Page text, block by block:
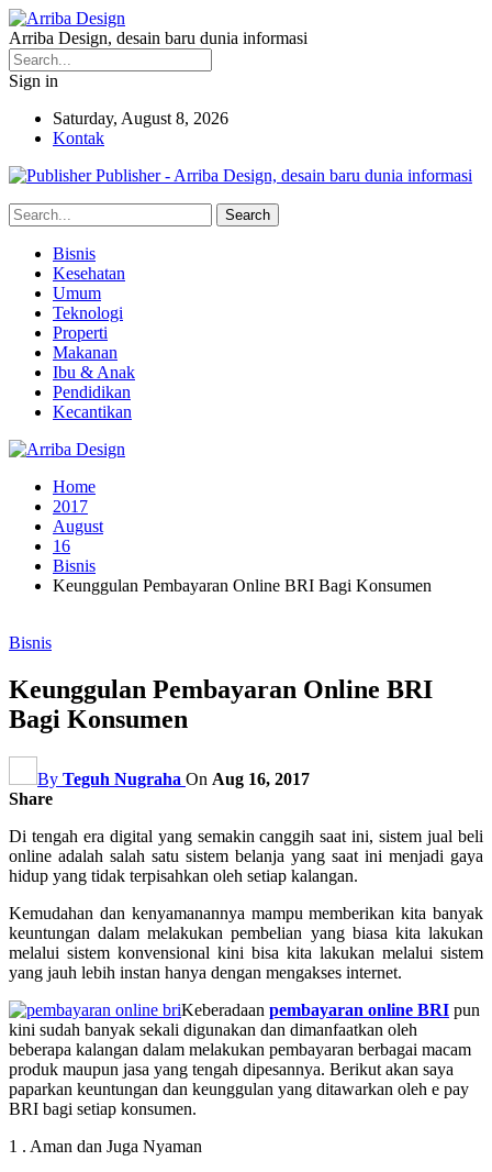
Arriba Design, desain baru dunia informasi
Sign in
Saturday, August 8, 2026
Kontak
Publisher - Arriba Design, desain baru dunia informasi
Bisnis
Kesehatan
Umum
Teknologi
Properti
Makanan
Ibu & Anak
Pendidikan
Kecantikan
Home
2017
August
16
Bisnis
Keunggulan Pembayaran Online BRI Bagi Konsumen
Bisnis
Keunggulan Pembayaran Online BRI
Bagi Konsumen
By Teguh Nugraha On Aug 16, 2017
Share
Di tengah era digital yang semakin canggih saat ini, sistem jual beli
online adalah salah satu sistem belanja yang saat ini menjadi gaya
hidup yang tidak terpisahkan oleh setiap kalangan.
Kemudahan dan kenyamanannya mampu memberikan kita banyak
keuntungan dalam melakukan pembelian yang biasa kita lakukan
melalui sistem konvensional kini bisa kita lakukan melalui sistem
yang jauh lebih instan hanya dengan mengakses internet.
Keberadaan pembayaran online BRI pun
kini sudah banyak sekali digunakan dan dimanfaatkan oleh
beberapa kalangan dalam melakukan pembayaran berbagai macam
produk maupun jasa yang tengah dipesannya. Berikut akan saya
paparkan keuntungan dan keunggulan yang ditawarkan oleh e pay
BRI bagi setiap konsumen.
1 . Aman dan Juga Nyaman